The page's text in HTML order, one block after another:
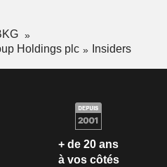
Holdings plc
Insiders
+ de 20 ans
à vos côtés